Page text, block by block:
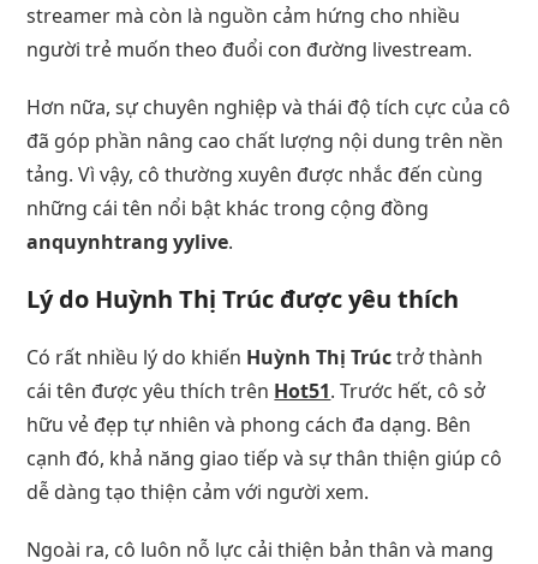
streamer mà còn là nguồn cảm hứng cho nhiều
người trẻ muốn theo đuổi con đường livestream.
Hơn nữa, sự chuyên nghiệp và thái độ tích cực của cô
đã góp phần nâng cao chất lượng nội dung trên nền
tảng. Vì vậy, cô thường xuyên được nhắc đến cùng
những cái tên nổi bật khác trong cộng đồng
anquynhtrang yylive.
Lý do Huỳnh Thị Trúc được yêu thích
Có rất nhiều lý do khiến Huỳnh Thị Trúctrở thành
cái tên được yêu thích trên Hot51. Trước hết, cô sở
hữu vẻ đẹp tự nhiên và phong cách đa dạng. Bên
cạnh đó, khả năng giao tiếp và sự thân thiện giúp cô
dễ dàng tạo thiện cảm với người xem.
Ngoài ra, cô luôn nỗ lực cải thiện bản thân và mang